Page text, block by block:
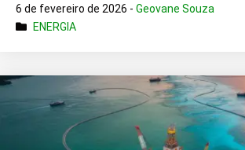
6 de fevereiro de 2026 - Geovane Souza
ENERGIA